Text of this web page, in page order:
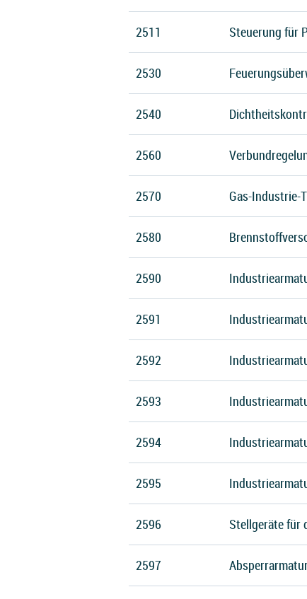
2511 Steuerung für
2530
2540
2560
2570 Gas-Industrie-
2580
2590
2591
2592
2593
2594
2595
2596 Stellgeräte für
2597